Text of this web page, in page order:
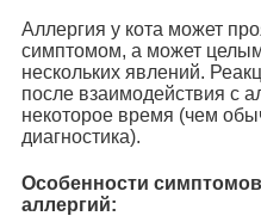
Аллергия у кота может
симптомом, а может
нескольких явлений.
после взаимодействия с
некоторое время (чем
диагностика).
Особенности
аллергий: